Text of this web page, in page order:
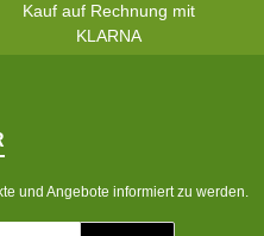
Kauf auf Rechnung mit
KLARNA
und Angebote informiert zu werden.